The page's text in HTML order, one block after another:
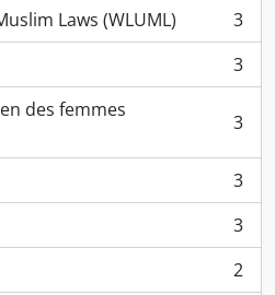
Laws (WLUML)
3
3
des femmes
3
3
3
2